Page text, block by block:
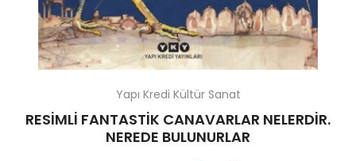
Yapı Kredi Kültür Sanat
RESİMLİ FANTASTİK CANAVARLAR NELERDİR.
NEREDE BULUNURLAR